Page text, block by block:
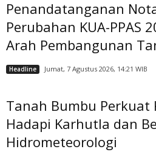
Penandatanganan
Perubahan KUA-PPAS
Arah Pembangunan
Headline Jumat, 7 Agustus 2026, 14:21 WIB
Tanah Bumbu Perkuat
Hadapi Karhutla dan
Hidrometeorologi